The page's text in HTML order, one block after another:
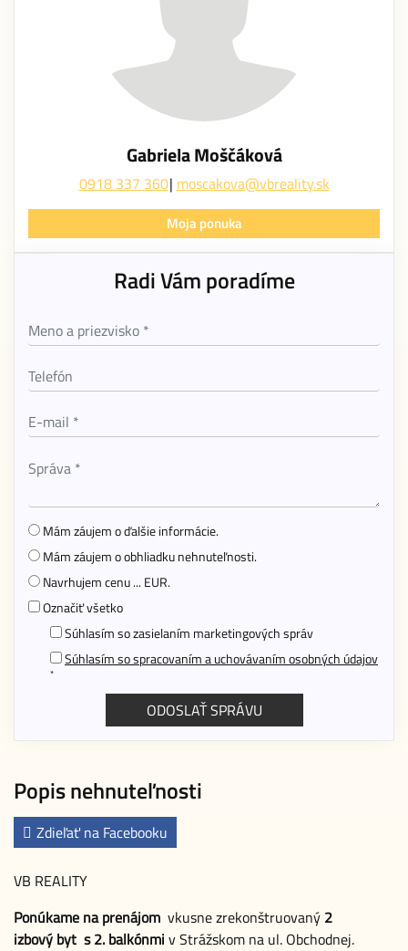
Popis nehnuteľnosti
Zdieľať na Facebooku
VB REALITY
Ponúkame na prenájom vkusne zrekonštruovaný 2
izbový byt s 2. balkónmi v Strážskom na ul. Obchodnej.
Gabriela Moščáková
0918 337 360 moscakova@vbreality.sk
Moja ponuka
Radi Vám poradíme
Mám záujem o ďalšie informácie.
Mám záujem o obhliadku nehnuteľnosti.
Navrhujem cenu ... EUR.
Označiť všetko
Súhlasím so zasielaním marketingových správ
Súhlasím so spracovaním a uchovávaním osobných údajov
*